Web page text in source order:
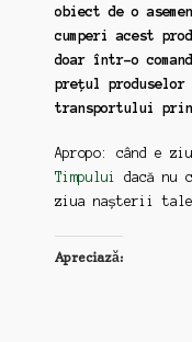
obiect de o
cumperi acest
doar într-o
prețul produselor
transportului
Apropo: când e
Timpului
dacă nu
ziua nașterii
Apreciază: